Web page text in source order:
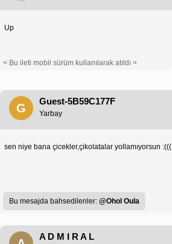
Up
< Bu ileti mobil sürüm kullanılarak atıldı >
G
Guest-5B59C177F
Yarbay
sen niye bana çicekler,çikolatalar yollamıyorsun :(((
Bu mesajda bahsedilenler: @Ohol Oula
A D M I R A L